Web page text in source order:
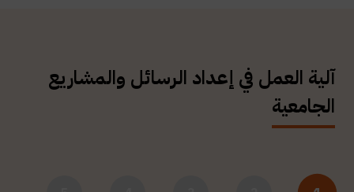
آلية العمل في إعداد الرسائل والمشاريع
الجامعية